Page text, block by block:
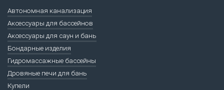
Автономная канализация
Аксессуары для бассейнов
Аксессуары для саун и бань
Бондарные изделия
Гидромассажные бассейны
Дровяные печи для бань
Купели